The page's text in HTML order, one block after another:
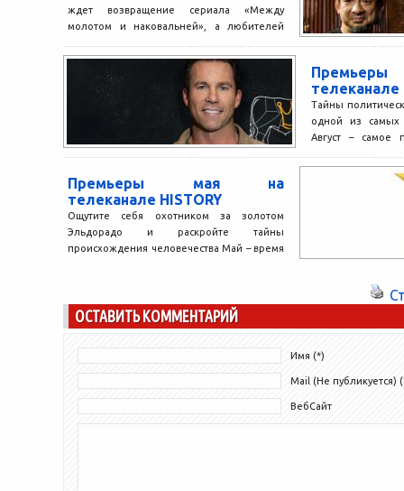
ждет возвращение сериала «Между
молотом и наковальней», а любителей
Второй...
телеканале
Тайны
одной из самых
Август – самое
Премьеры мая на
телеканале HISTORY
Ощутите себя охотником за золотом
Эльдорадо и раскройте тайны
происхождения человечества Май – время
ОСТАВИТЬ КОММЕНТАРИЙ
Имя (*)
Mail (Не публикуется)
ВебСайт